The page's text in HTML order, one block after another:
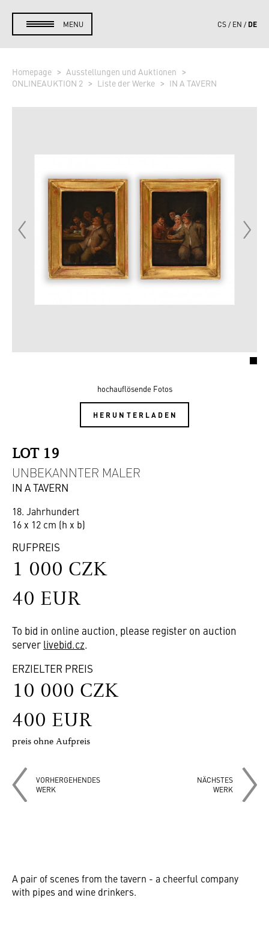
MENU CS EN DE
Homepage
Ausstellungen und Auktionen
ONLINEAUKTION 2
Liste der Werke IN A TAVERN
hochauflösende Fotos
HERUNTERLADEN
LOT 19
UNBEKANNTER MALER
IN A TAVERN
18. Jahrhundert
16 x 12 cm (h x b)
RUFPREIS
1 000 CZK
40 EUR
To bid in online auction, please register on auction
server livebid.cz.
ERZIELTER PREIS
10 000 CZK
400 EUR
preis ohne Aufpreis
VORHERGEHENDES
WERK
NÄCHSTES
WERK
A pair of scenes from the tavern - a cheerful company
with pipes and wine drinkers.